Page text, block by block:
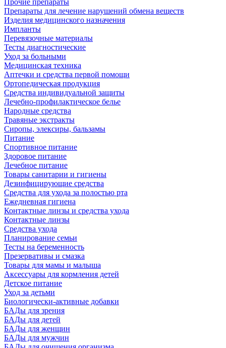
Прочие препараты
Препараты для лечение нарушений обмена веществ
Изделия медицинского назначения
Импланты
Перевязочные материалы
Тесты диагностические
Уход за больными
Медицинская техника
Аптечки и средства первой помощи
Ортопедическая продукция
Средства индивидуальной защиты
Лечебно-профилактическое белье
Народные средства
Травяные экстракты
Сиропы, элексиры, бальзамы
Питание
Спортивное питание
Здоровое питание
Лечебное питание
Товары санитарии и гигиены
Дезинфицирующие средства
Средства для ухода за полостью рта
Ежедневная гигиена
Контактные линзы и средства ухода
Контактные линзы
Средства ухода
Планирование семьи
Тесты на беременность
Презервативы и смазка
Товары для мамы и малыша
Аксессуары для кормления детей
Детское питание
Уход за детьми
Биологически-активные добавки
БАДы для зрения
БАДы для детей
БАДы для женщин
БАДы для мужчин